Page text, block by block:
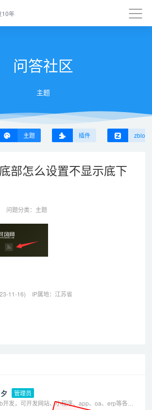
10年
问答社区
主题
主题 插件 zblog
部怎么设置不显示底下
问题分类： 主题
11-16) IP属地：江苏省
管理员